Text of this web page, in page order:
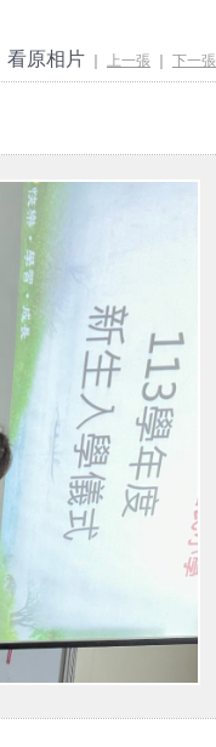
看原相片 上一張 下一張